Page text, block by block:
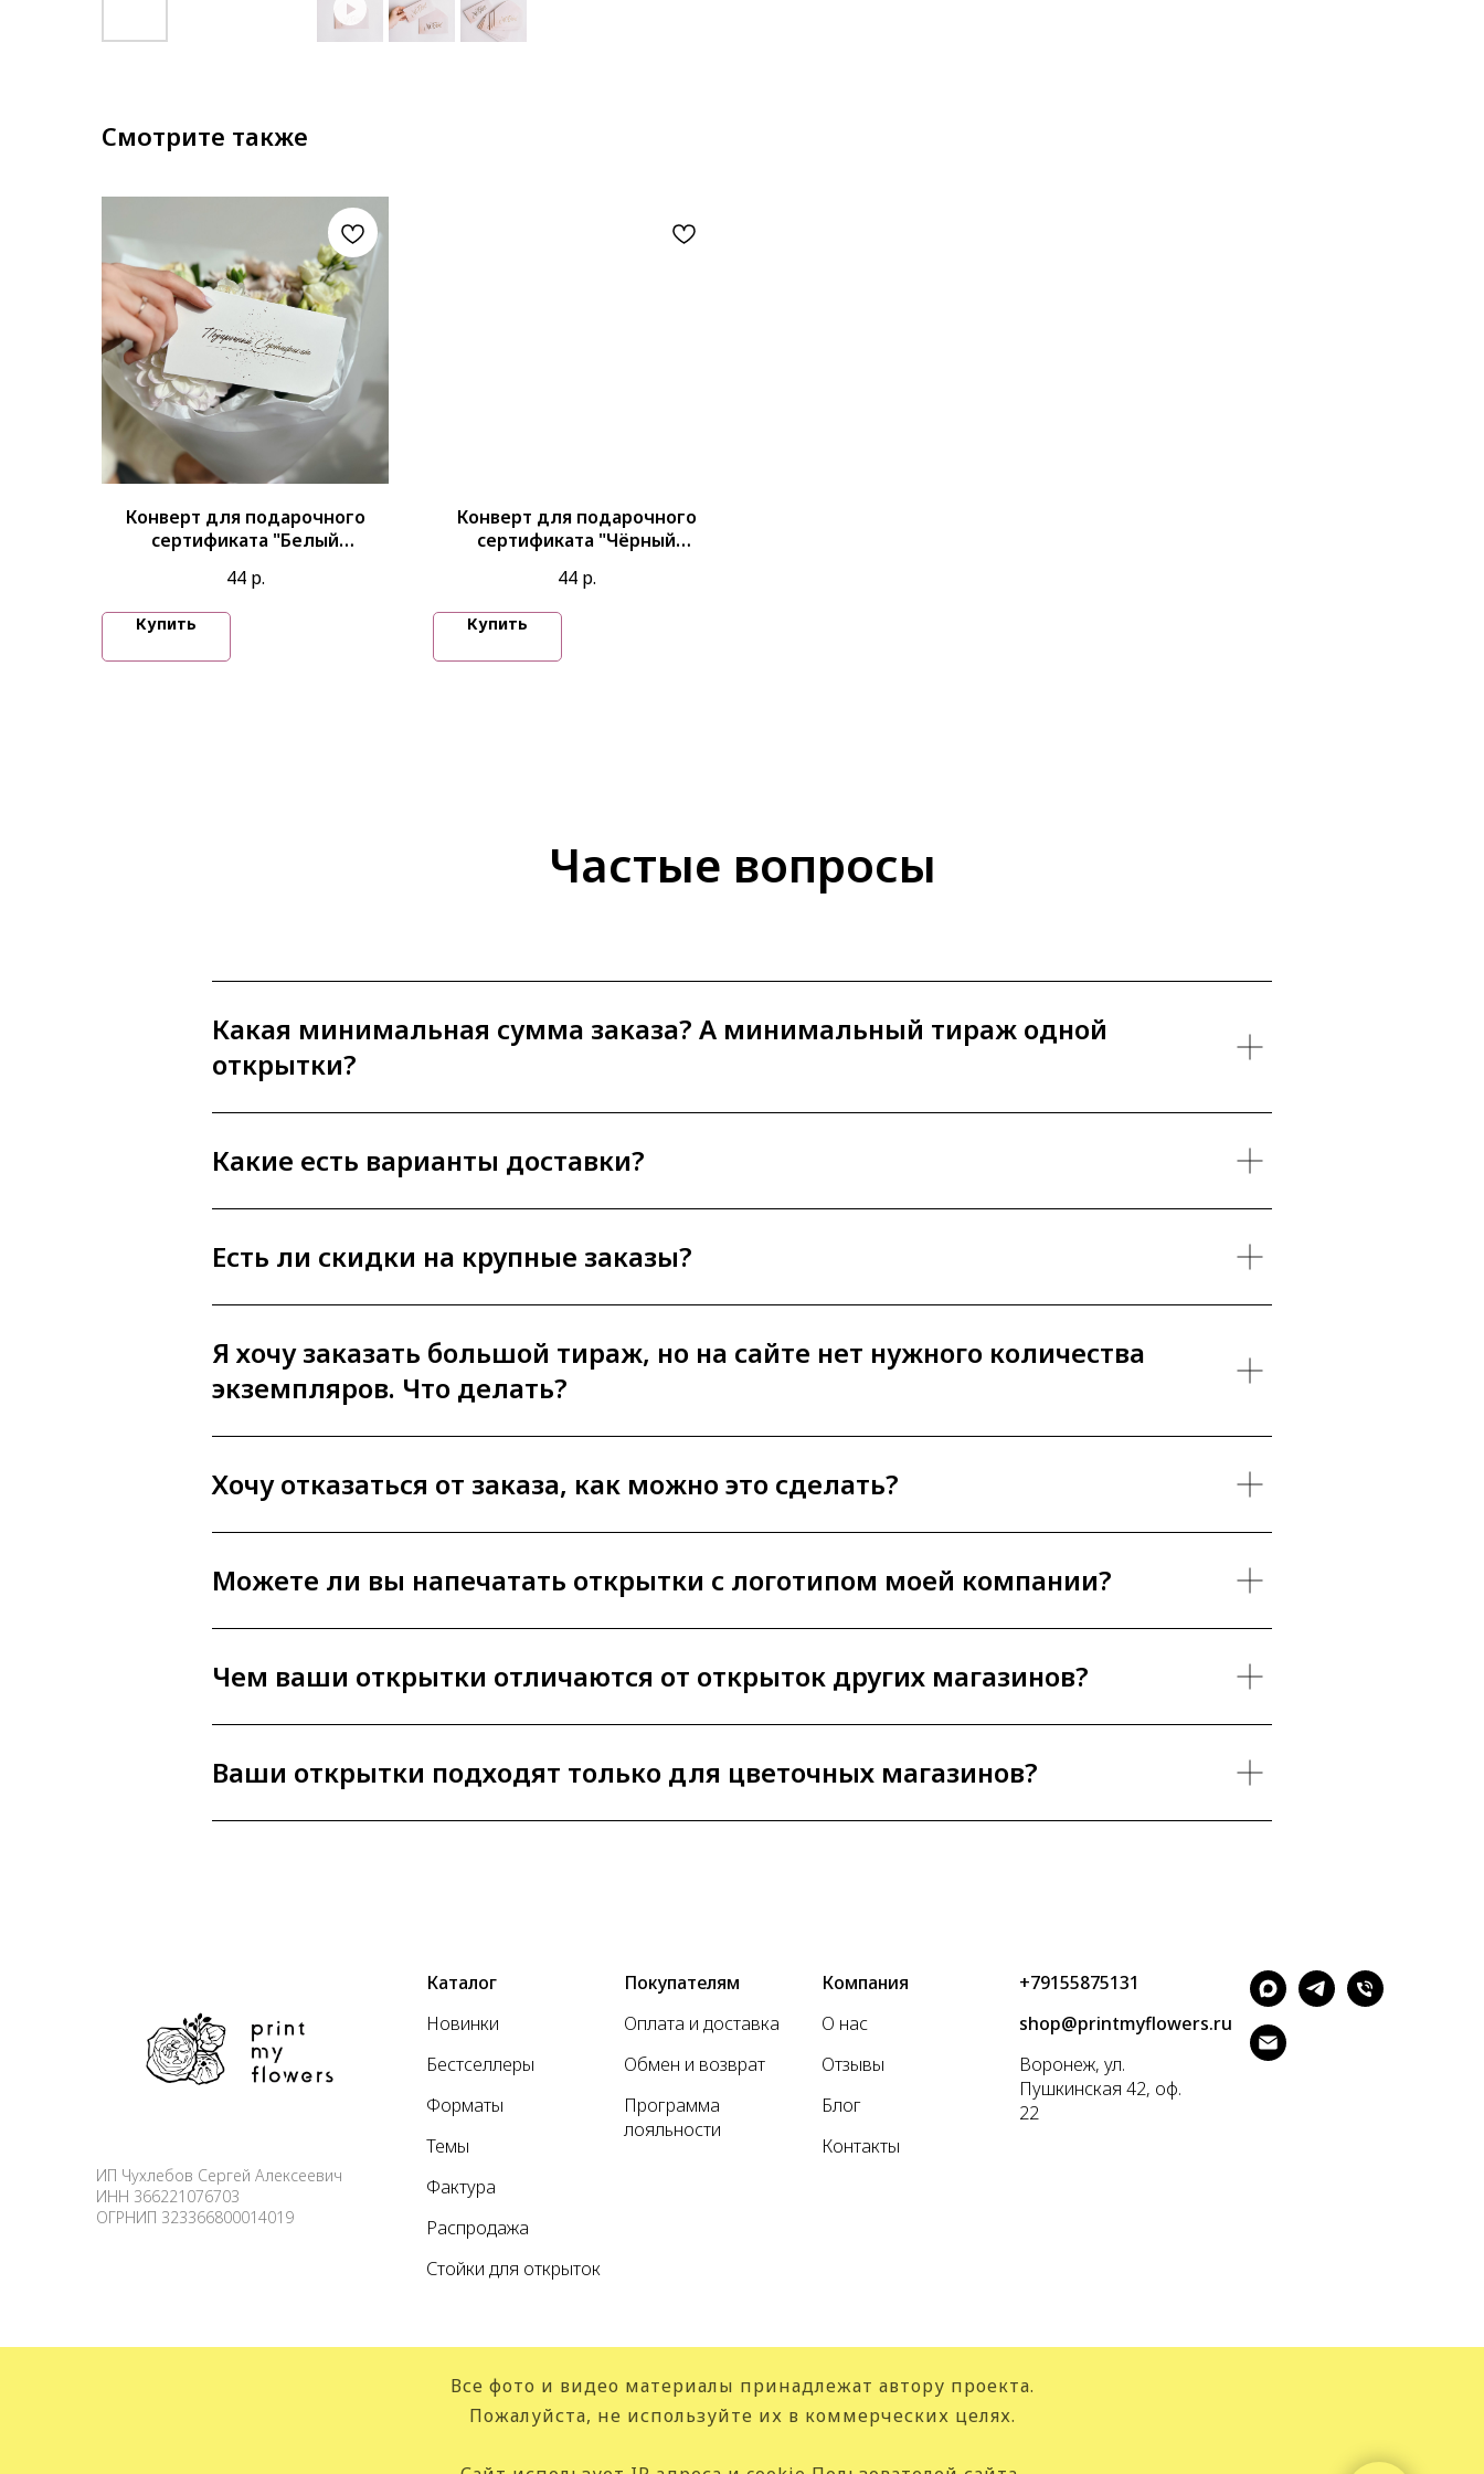
Смотрите также
Конверт для подарочного
сертификата "Белый
фольгирование) © Полина
Турчанинова
44 р.
Купить
Конверт для подарочного
сертификата "Чёрный
фольгирование) © Полина
Турчанинова
44 р.
Купить
Частые вопросы
Какая минимальная сумма заказа? А минимальный тираж одной
открытки?
Какие есть варианты доставки?
Есть ли скидки на крупные заказы?
Я хочу заказать большой тираж, но на сайте нет нужного количества
экземпляров. Что делать?
Хочу отказаться от заказа, как можно это сделать?
Можете ли вы напечатать открытки с логотипом моей компании?
Чем ваши открытки отличаются от открыток других магазинов?
Ваши открытки подходят только для цветочных магазинов?
ИП Чухлебов Сергей Алексеевич
ИНН 366221076703
ОГРНИП 323366800014019
Каталог
Новинки
Бестселлеры
Форматы
Темы
Фактура
Распродажа
Стойки для открыток
Покупателям
Оплата и доставка
Обмен и возврат
Программа
лояльности
Компания
О нас
Отзывы
Блог
Контакты
+79155875131
shop@printmyflowers.ru
Воронеж, ул.
Пушкинская 42, оф.
22
Все фото и видео материалы принадлежат автору проекта.
Пожалуйста, не используйте их в коммерческих целях.